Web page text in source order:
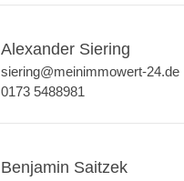
Alexander Siering
siering@meinimmowert-24.de
0173 5488981
Benjamin Saitzek